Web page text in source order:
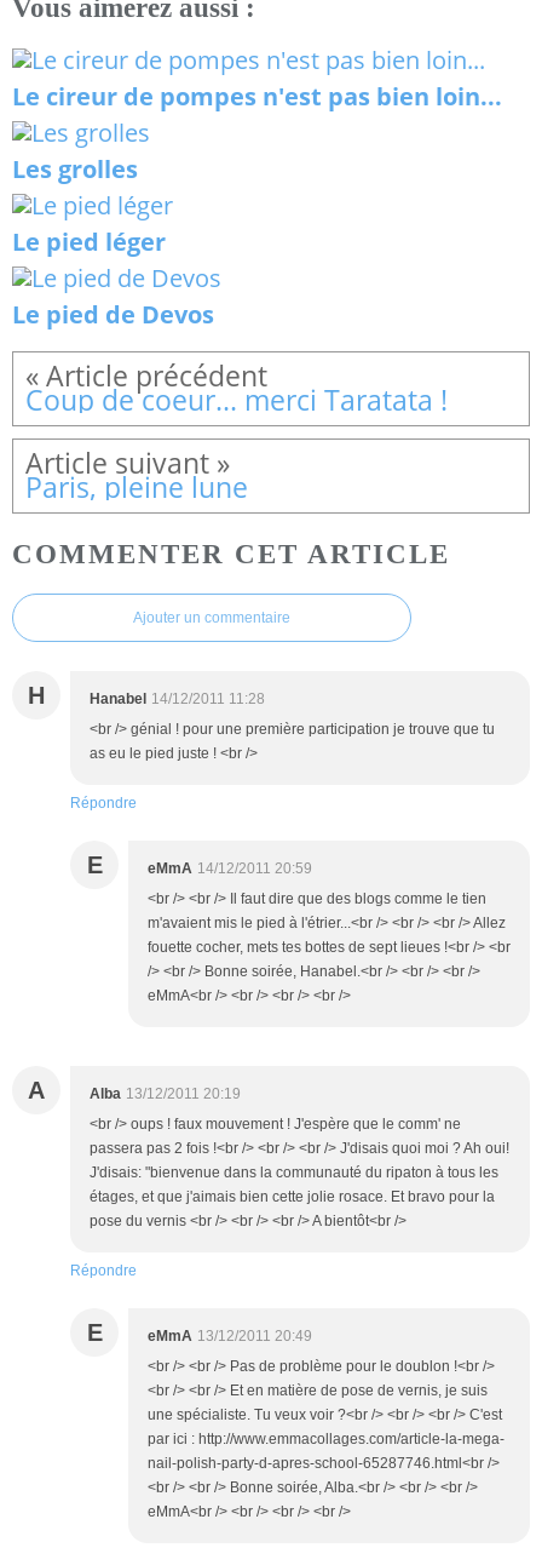
Vous aimerez aussi :
Le cireur de pompes n'est pas bien loin...
Les grolles
Le pied léger
Le pied de Devos
Coup de coeur... merci Taratata !
Paris, pleine lune
COMMENTER CET ARTICLE
Ajouter un commentaire
H Hanabel 14/12/2011 11:28
<br /> génial ! pour une première participation je trouve que tu
as eu le pied juste ! <br />
Répondre
E eMmA 14/12/2011 20:59
<br /> <br /> Il faut dire que des blogs comme le tien
m'avaient mis le pied à l'étrier...<br /> <br /> <br /> Allez
fouette cocher, mets tes bottes de sept lieues !<br /> <br
/> <br /> Bonne soirée, Hanabel.<br /> <br /> <br />
eMmA<br /> <br /> <br /> <br />
A Alba 13/12/2011 20:19
<br /> oups ! faux mouvement ! J'espère que le comm' ne
passera pas 2 fois !<br /> <br /> <br /> J'disais quoi moi ? Ah oui!
J'disais: "bienvenue dans la communauté du ripaton à tous les
étages, et que j'aimais bien cette jolie rosace. Et bravo pour la
pose du vernis <br /> <br /> <br /> A bientôt<br />
Répondre
E eMmA 13/12/2011 20:49
<br /> <br /> Pas de problème pour le doublon !<br />
<br /> <br /> Et en matière de pose de vernis, je suis
une spécialiste. Tu veux voir ?<br /> <br /> <br /> C'est
par ici : http://www.emmacollages.com/article-la-mega-
nail-polish-party-d-apres-school-65287746.html<br />
<br /> <br /> Bonne soirée, Alba.<br /> <br /> <br />
eMmA<br /> <br /> <br /> <br />